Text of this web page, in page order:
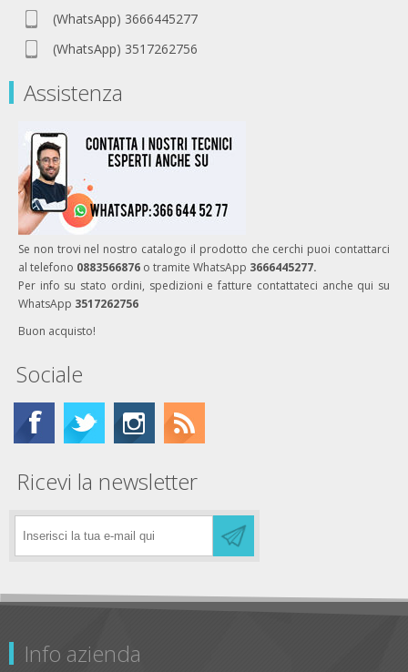
(WhatsApp) 3666445277
(WhatsApp) 3517262756
Assistenza
Se non trovi nel nostro catalogo il prodotto che cerchi puoi contattarci
al telefono 0883566876 o tramite WhatsApp 3666445277.
Per info su stato ordini, spedizioni e fatture contattateci anche qui su
WhatsApp 3517262756
Buon acquisto!
Sociale
Ricevi la newsletter
Info azienda